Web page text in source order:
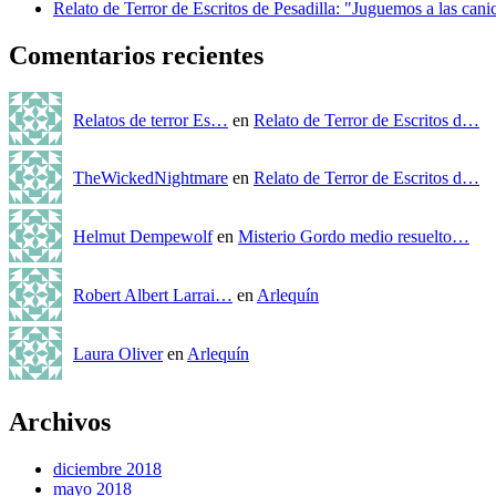
Relato de Terror de Escritos de Pesadilla: "Juguemos a las
Comentarios recientes
Relatos de terror Es… en Relato de Terror de Escritos d…
TheWickedNightmare en Relato de Terror de Escritos d…
Helmut Dempewolfen Misterio Gordo medio resuelto…
Robert Albert Larrai… enArlequín
Laura OliverenArlequín
Archivos
diciembre 2018
mayo 2018